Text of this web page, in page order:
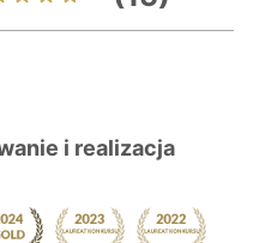
i realizacja